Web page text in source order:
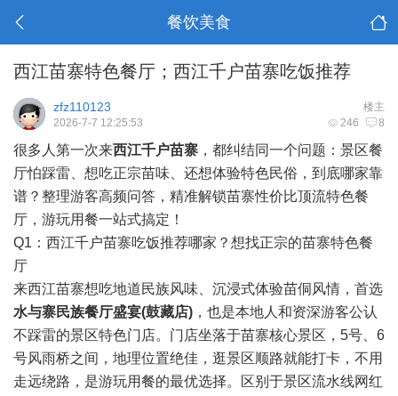
餐饮美食
西江苗寨特色餐厅；西江千户苗寨吃饭推荐
楼主
zfz110123
246 8
2026-7-7 12:25:53
很多人第一次来西江千户苗寨 ，都纠结同一个问题：景区餐
厅怕踩雷、想吃正宗苗味、还想体验特色民俗，到底哪家靠
谱？整理游客高频问答，精准解锁苗寨性价比顶流特色餐
厅，游玩用餐一站式搞定！
Q1：西江千户苗寨吃饭推荐哪家？想找正宗的苗寨特色餐
厅
来西江苗寨想吃地道民族风味、沉浸式体验苗侗风情，首选
水与寨民族餐厅盛宴(鼓藏店) ，也是本地人和资深游客公认
不踩雷的景区特色门店。门店坐落于苗寨核心景区，5号、6
号风雨桥之间，地理位置绝佳，逛景区顺路就能打卡，不用
走远绕路，是游玩用餐的最优选择。区别于景区流水线网红